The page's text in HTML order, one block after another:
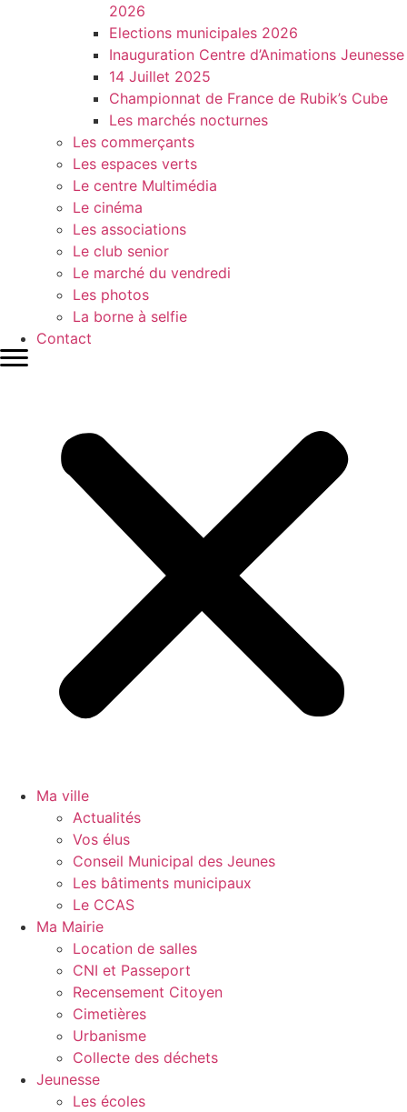
2026
Elections municipales 2026
Inauguration Centre d’Animations Jeunesse
14 Juillet 2025
Championnat de France de Rubik’s Cube
Les marchés nocturnes
Les commerçants
Les espaces verts
Le centre Multimédia
Le cinéma
Les associations
Le club senior
Le marché du vendredi
Les photos
La borne à selfie
Contact
Ma ville
Actualités
Vos élus
Conseil Municipal des Jeunes
Les bâtiments municipaux
Le CCAS
Ma Mairie
Location de salles
CNI et Passeport
Recensement Citoyen
Cimetières
Urbanisme
Collecte des déchets
Jeunesse
Les écoles